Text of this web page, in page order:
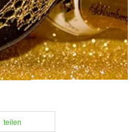
teilen